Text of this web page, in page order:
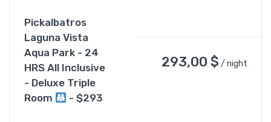
Pickalbatros
Laguna Vista
Aqua Park - 24
HRS All Inclusive
- Deluxe Triple
Room
- $293
293,00 $ / night